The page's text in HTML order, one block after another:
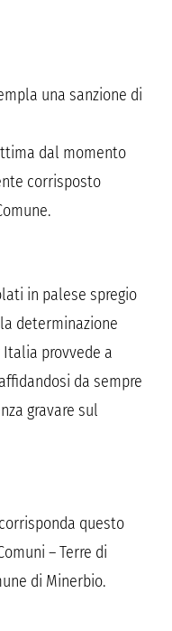
una sanzione di
dal momento
corrisposto
in palese spregio
determinazione
Italia provvede a
da sempre
gravare sul
questo
– Terre di
di Minerbio.